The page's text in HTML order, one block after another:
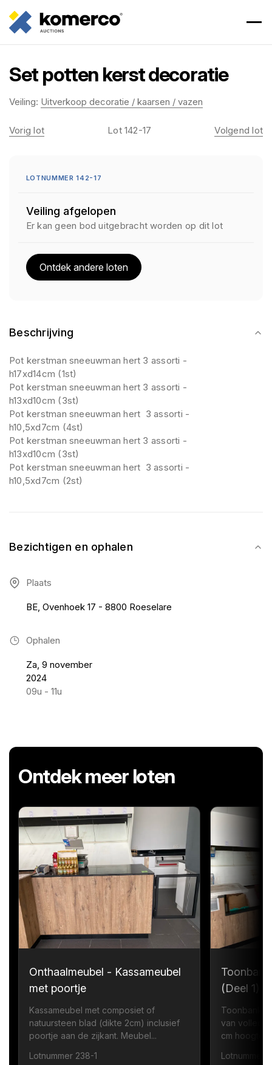
Set potten kerst decoratie
Veiling: Uitverkoop decoratie / kaarsen / vazen
Beschrijving
Pot kerstman sneeuwman hert 3 assorti -
h17xd14cm (1st)
Pot kerstman sneeuwman hert 3 assorti -
h13xd10cm (3st)
Pot kerstman sneeuwman hert 3 assorti -
h10,5xd7cm (4st)
Pot kerstman sneeuwman hert 3 assorti -
h13xd10cm (3st)
Pot kerstman sneeuwman hert 3 assorti -
h10,5xd7cm (2st)
Bezichtigen en ophalen
Plaats
BE, Ovenhoek 17 - 8800 Roeselare
Ophalen
Za, 9 november
2024
09u - 11u
Vorig lot Lot 142-17 Volgend lot
LOTNUMMER 142-17
Veiling afgelopen
Er kan geen bod uitgebracht worden op dit lot
Ontdek andere loten
Ontdek meer loten
Onthaalmeubel - Kassameubel
met poortje
Kassameubel met composiet of
natuursteen blad (dikte 2cm) inclusief
poortje aan de zijkant. Meubel...
Lotnummer 238-1
(Deel 1)
Toonbank
van
cm hoogte
Lotnummer